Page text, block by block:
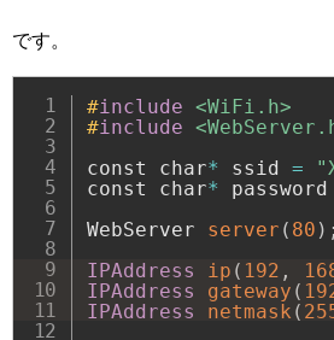
です。
#include <WiFi.h>
#include
const char* ssid =
const char* password
WebServer server ( 80 ) ;
IPAddress
ip ( 192 ,
IPAddress
gateway (
IPAddress
netmask (